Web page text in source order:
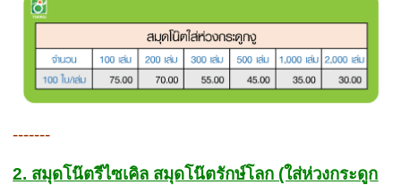
-------
2. สมุดโน๊ตรีไซเคิล สมุดโน๊ตรักษ์โลก (ใส่ห่วงกระดูก